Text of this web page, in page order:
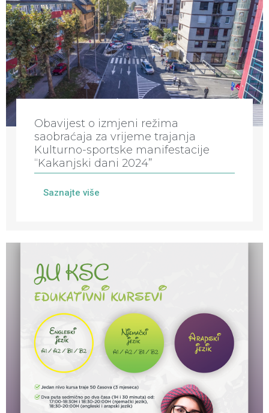
Obavijest o izmjeni režima
saobraćaja za vrijeme trajanja
Kulturno-sportske manifestacije
“Kakanjski dani 2024”
Saznajte više